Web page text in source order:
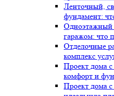
Ленточный,
фундамент:
Одноэтажный
гаражом: что
Отделочные
комплекс
Проект дома
комфорт и
Проект дома